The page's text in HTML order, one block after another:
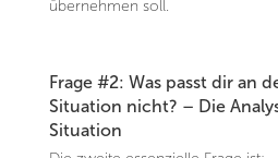
übernehmen soll.
Frage #2: Was passt dir an
Situation nicht? – Die
Situation